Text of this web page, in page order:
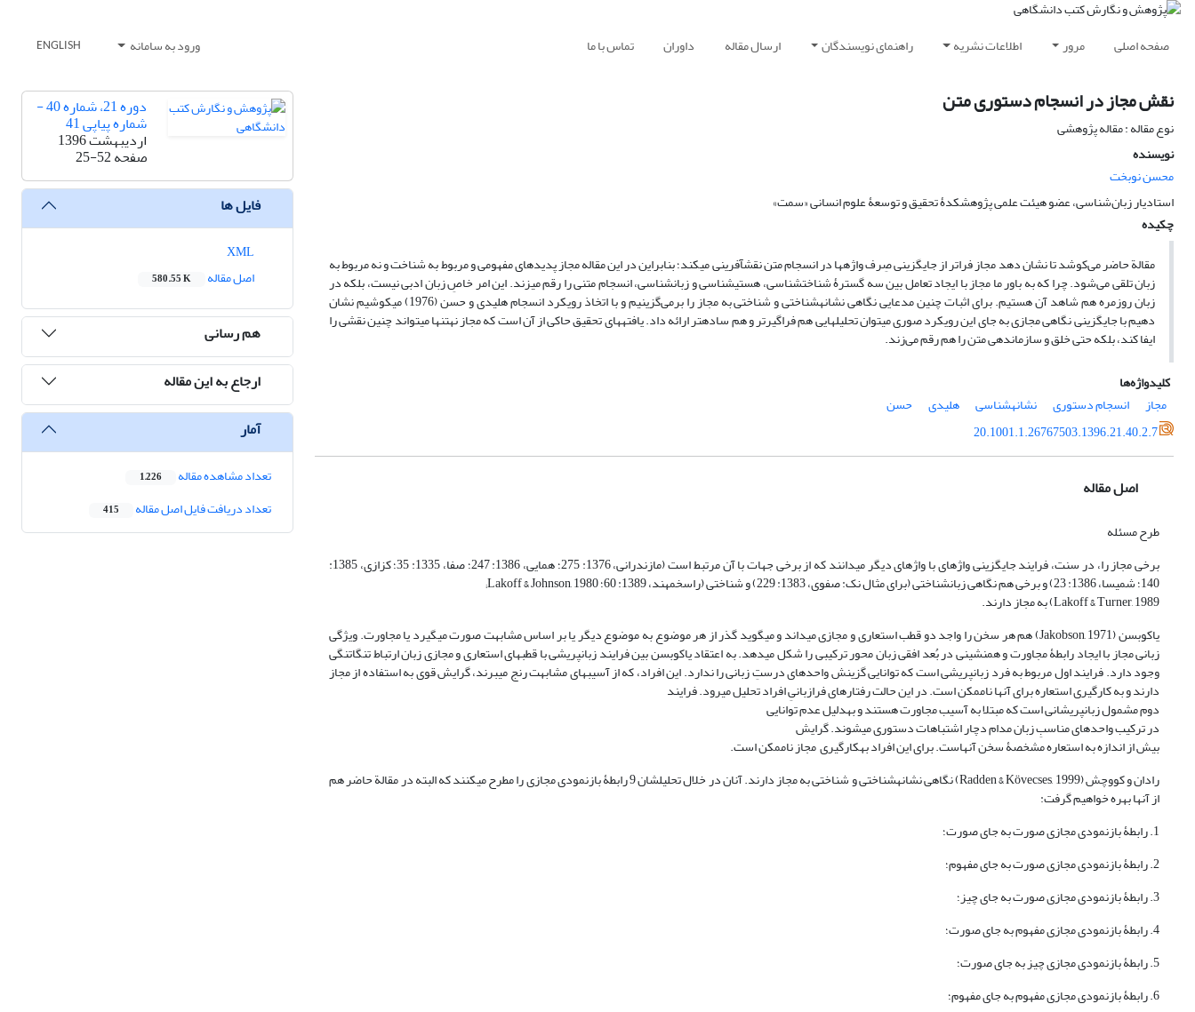
صفحه اصلی مرور اطلاعات نشریه راهنمای نویسندگان ارسال مقاله داوران تماس با ما ورود به سامانه ENGLISH
نقش مجاز در انسجام دستوری متن
نوع مقاله : مقاله پژوهشی
نویسنده
محسن نوبخت
استادیار زبان‌شناسی، عضو هیئت علمی پژوهشکدۀ تحقیق و توسعۀ علوم انسانی «سمت»
چکیده
مقالة حاضر می‌کوشد تا نشان دهد مجاز فراتر از جایگزینی صِرف واژه‏ها در انسجام متن نقش‏آفرینی می‏کند؛ بنابراین در این مقاله مجاز پدیده‏ای مفهومی و مربوط به شناخت و نه مربوط به
زبان تلقی می‌شود. چرا که به باور ما مجاز با ایجاد تعامل بین سه گسترۀ شناخت‏شناسی، هستی‏شناسی و زبان‏شناسی، انسجام متنی را رقم می‏زند. این امر خاصِ زبان ادبی نیست، بلکه در
زبان روزمره هم شاهد آن هستیم. برای اثبات چنین مدعایی نگاهی نشانه‏شناختی و شناختی به مجاز را برمی‌گزینیم و با اتخاذ رویکرد انسجام هلیدی و حسن (1976) می‏کوشیم نشان
دهیم با جایگزینی نگاهی مجازی به جای این رویکرد صوری می‏توان تحلیل‏هایی هم فراگیرتر و هم ساده‏تر ارائه داد. یافته‏های تحقیق حاکی از آن است که مجاز نه‏تنها می‏تواند چنین نقشی را
ایفا کند، بلکه حتی خلق و سازماندهی متن را هم رقم می‌زند.
کلیدواژه‌ها
مجاز
انسجام دستوری نشانه‏شناسی هلیدی
حسن
20.1001.1.26767503.1396.21.40.2.7
اصل مقاله
طرح مسئله
برخی مجاز را، در سنت، فرایند جایگزینی واژه­ای با واژه­ای دیگر می‏دانند که از برخی جهات با آن مرتبط است (مازندرانی، 1376: 275؛ همایی، 1386: 247؛ صفا، 1335: 35؛ کزازی، 1385:
140؛ شمیسا، 1386: 23) و برخی هم نگاهی زبان‏شناختی (برای مثال نک: صفوی، 1383: 229) و شناختی (راسخ‏مهند، 1389: 60؛ Lakoff & Johnson, 1980;
Lakoff & Turner, 1989) به مجاز دارند.
یاکوبسن (Jakobson, 1971) هم هر سخن را واجد دو قطب استعاری و مجازی می‏داند و می‏گوید گذر از هر موضوع به موضوع دیگر یا بر اساس مشابهت صورت می‏گیرد یا مجاورت. ویژگی
زبانی مجاز با ایجاد رابطۀ مجاورت و هم­نشینی در بُعد افقی زبان محور ترکیبی را شکل می‏دهد. به اعتقاد یاکوبسن بین فرایند زبان‏پریشی با قطب‏های استعاری و مجازی زبان ارتباط تنگاتنگی
وجود دارد. فرایند اول مربوط به فرد زبان‏پریشی است که توانایی گزینش واحدهای درستِ زبانی را ندارد. این افراد، که از آسیب‏های مشابهت رنج می‏برند، گرایش قوی به استفاده از مجاز
دارند و به کارگیری استعاره برای آن‏ها ناممکن است. در این حالت رفتارهای فرازبانیِ افراد تحلیل می‏رود. فرایند
دوم مشمول زبان‏پریشانی است که مبتلا به آسیب مجاورت هستند و به­دلیل عدم توانایی
در ترکیب واحدهای مناسبِ زبان مدام دچار اشتباهات دستوری می‏شوند. گرایش
بیش از اندازه به استعاره مشخصۀ سخن آن‏هاست. برای این افراد به­کارگیری مجاز ناممکن است.
رادان و کووچش (Radden & Kövecses, 1999) نگاهی نشانه‏شناختی و شناختی به مجاز دارند. آنان در خلال تحلیلشان 9 رابطۀ بازنمودی مجازی را مطرح می‏کنند که البته در مقالة حاضر هم
از آن­ها بهره خواهیم گرفت:
1. ‌رابطۀ بازنمودی مجازی صورت به ‏جای صورت؛
2. رابطۀ بازنمودی مجازی صورت به‏ جای مفهوم؛
3. رابطۀ بازنمودی مجازی صورت به‏ جای چیز؛
4. رابطۀ بازنمودی مجازی مفهوم به ‏جای صورت؛
5. رابطۀ بازنمودی مجازی چیز به‏ جای صورت؛
6. رابطۀ بازنمودی مجازی مفهوم به‏ جای مفهوم؛
دوره 21، شماره 40 -
شماره پیاپی 41
اردیبهشت 1396
صفحه25-52
فایل ها
اصل مقاله
580.55 K
هم رسانی
ارجاع به این مقاله
آمار
تعداد مشاهده مقاله 1,226
تعداد دریافت فایل اصل مقاله 415